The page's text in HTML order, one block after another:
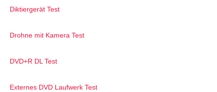
Diktiergerät Test
Drohne mit Kamera Test
DVD+R DL Test
Externes DVD Laufwerk Test